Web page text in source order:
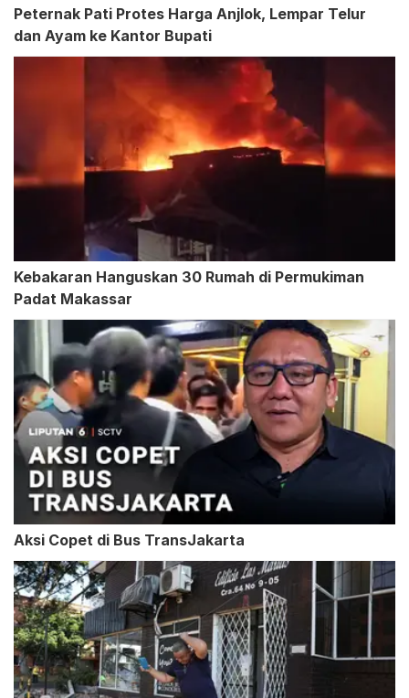
Peternak Pati Protes Harga Anjlok, Lempar Telur
dan Ayam ke Kantor Bupati
Kebakaran Hanguskan 30 Rumah di Permukiman
Padat Makassar
Aksi Copet di Bus TransJakarta